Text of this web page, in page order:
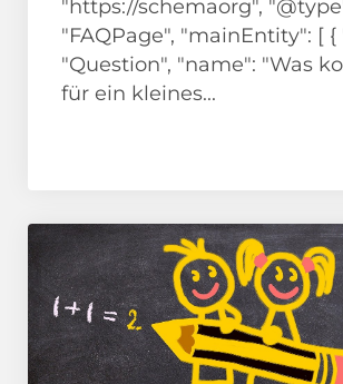
"https://schemaorg",
"FAQPage", "mainEntity": [ {
"Question", "name": "Was
für ein kleines...